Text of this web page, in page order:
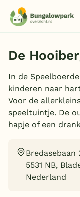
De
In de
kinderen naar
Voor de
speeltuintje. De
hapje of een
Bredasebaan
5531 NB,
Nederland